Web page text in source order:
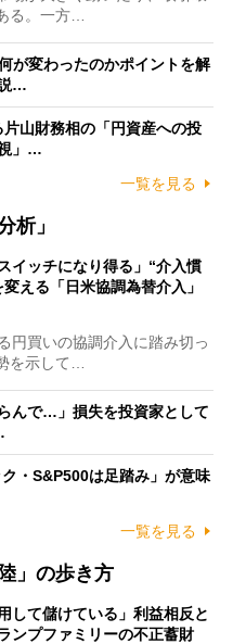
る。一方…
が変わったのかポイントを解
…
片山財務相の「円資産への投
」…
一覧を見る
析」
イッチになり得る」“介入慣
える「日米協調為替介入」
円買いの協調介入に踏み切っ
を示して…
んで…」損失を投資家として
・S&P500は足踏み」が意味
一覧を見る
」の歩き方
して儲けている」利益相反と
ンプファミリーの不正蓄財